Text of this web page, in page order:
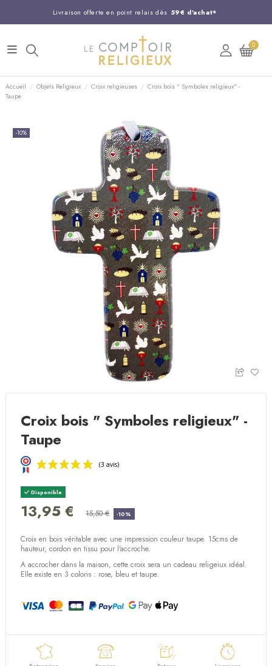
Livraison offerte en point relais dès 59€ d'achat*
Entreprise Française familiale
Support client disponible au 03 20 24 74 15
Commandez avant 14H, expédition le jour même !
0
Accueil Objets Religieux Croix religieuses
Croix bois " Symboles religieux" -
Taupe
-10%
Croix bois " Symboles religieux" -
Taupe
(3 avis)
Disponible
13,95 € 15,50 € -10%
Croix en bois véritable avec une impression couleur taupe. 15cms de
hauteur, cordon en tissu pour l'accroche.
A accrocher dans la maison, cette croix sera un cadeau religeiux idéal.
Elle existe en 3 coloris : rose, bleu et taupe.